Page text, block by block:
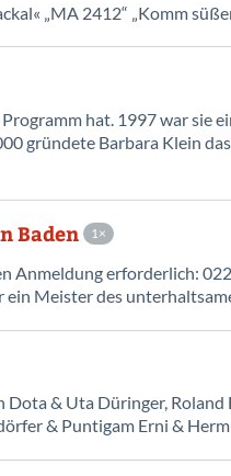
„MA 2412“ „Komm
hat. 1997 war sie
gründete Barbara Klein
Baden 1
Anmeldung erforderlich:
Meister des
& Uta Düringer, Roland
& Puntigam Erni &